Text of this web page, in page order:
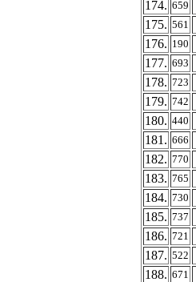
174. 659
175. 561
176. 190
177. 693
178. 723
179. 742
180. 440
181. 666
182. 770
183. 765
184. 730
185. 737
186. 721
187. 522
188. 671